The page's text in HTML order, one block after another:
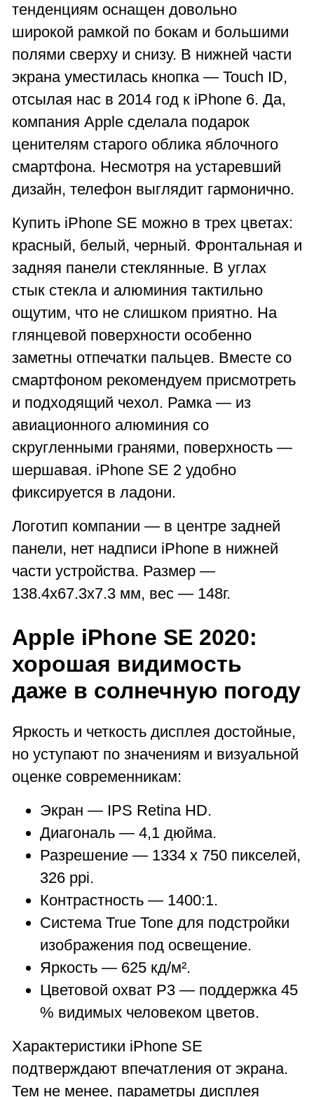
тенденциям оснащен довольно
широкой рамкой по бокам и большими
полями сверху и снизу. В нижней части
экрана уместилась кнопка — Touch ID,
отсылая нас в 2014 год к iPhone 6. Да,
компания Apple сделала подарок
ценителям старого облика яблочного
смартфона. Несмотря на устаревший
дизайн, телефон выглядит гармонично.
Купить iPhone SE можно в трех цветах:
красный, белый, черный. Фронтальная и
задняя панели стеклянные. В углах
стык стекла и алюминия тактильно
ощутим, что не слишком приятно. На
глянцевой поверхности особенно
заметны отпечатки пальцев. Вместе со
смартфоном рекомендуем присмотреть
и подходящий чехол. Рамка — из
авиационного алюминия со
скругленными гранями, поверхность —
шершавая. iPhone SE 2 удобно
фиксируется в ладони.
Логотип компании — в центре задней
панели, нет надписи iPhone в нижней
части устройства. Размер —
138.4x67.3x7.3 мм, вес — 148г.
Apple iPhone SE 2020:
хорошая видимость
даже в солнечную погоду
Яркость и четкость дисплея достойные,
но уступают по значениям и визуальной
оценке современникам:
Экран — IPS Retina HD.
Диагональ — 4,1 дюйма.
Разрешение — 1334 x 750 пикселей,
326 ppi.
Контрастность — 1400:1.
Система True Tone для подстройки
изображения под освещение.
Яркость — 625 кд/м².
Цветовой охват P3 — поддержка 45
% видимых человеком цветов.
Характеристики iPhone SE
подтверждают впечатления от экрана.
Тем не менее, параметры дисплея